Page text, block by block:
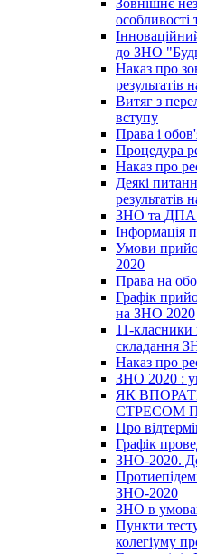
особливості
до ЗНО
Наказ про
результатів
Витяг з
вступу
Права і
Процедура
Наказ про
Деякі
результатів
ЗНО та ДПА
Інформація
Умови
2020
Права на
Графік
на ЗНО 2020
11-
складання
Наказ про
ЗНО 2020 :
ЯК
СТРЕСОМ
Про
Графік
ЗНО-2020. До
ЗНО-2020
ЗНО в
Пункти
колегіуму